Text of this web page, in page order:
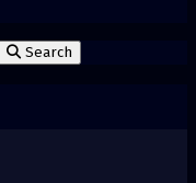
Search